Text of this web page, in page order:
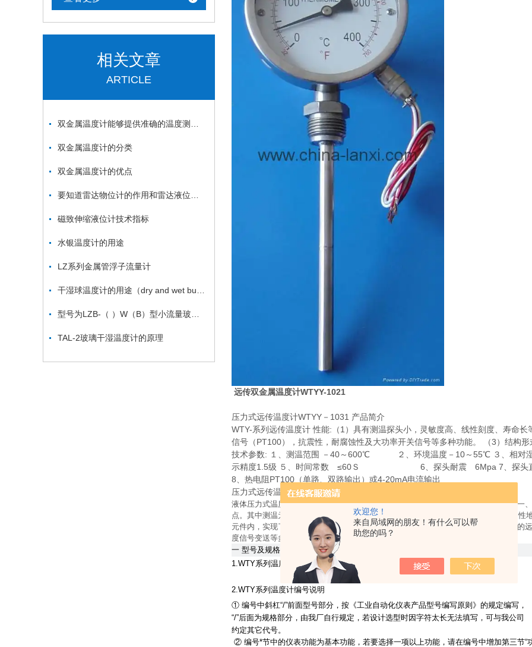
欢迎您！
来自局域网的朋友！有什么可以帮
助您的吗？
相关文章
ARTICLE
双金属温度计的分类
双金属温度计的优点
磁致伸缩液位计技术指标
水银温度计的用途
LZ系列金属管浮子流量计
TAL-2玻璃干湿温度计的原理
远传双金属温度计WTYY-1021
压力式远传温度计WTYY－1031 产品简介
WTY-系列远传温度计 性能:（1）具有测温探头小，灵敏度高、线性刻度、寿命长
信号（PT100），抗震性，耐腐蚀性及大功率开关信号等多种功能。 （3）结构形
技术参数: １、测温范围 －40～600℃ ２、环境温度－10～55℃
示精度1.5级 ５、时间常数 ≤60Ｓ 6、探头耐震 6Mpa 7、探头直径
8、热电阻PT100（单路、双路输出）或4-20mA电流输出
压力式远传温度计WTYY－1031 详细介绍
液体压力式温度计以及由此开发的系列化温度仪表，克服了传统膨胀式温度计性能单一
点。其中测温元件体积分别比传统的蒸汽和气体压力式温度计缩小了30和60倍，创造性
元件内，实现了机电一体化的测温功能。形成了以液体压力式温度极为基本测温仪表的
度信号变送等多功能、系列化温度仪表。
一 型号及规格组成
1.WTY系列温度计编号规则
2.WTY系列温度计编号说明
① 编号中斜杠“/”前面型号部分，按《工业自动化仪表产品型号编写原则》的规定编写，
“/”后面为规格部分，由我厂自行规定，若设计选型时因字符太长无法填写，可与我公司
约定其它代号。
② 编号*节中的仪表功能为基本功能，若要选择一项以上功能，请在编号中增加第三节“